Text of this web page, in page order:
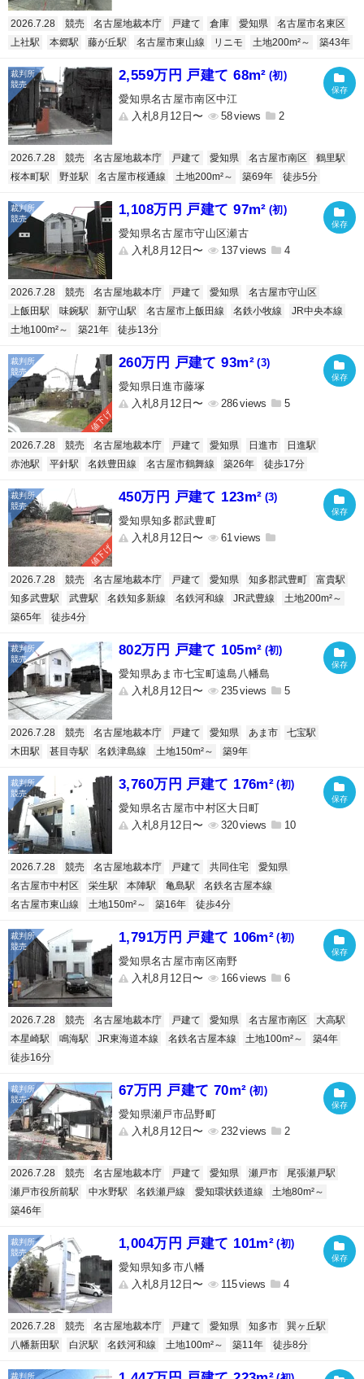
2026.7.28 競売 名古屋地裁本庁 戸建て 倉庫 愛知県
名古屋市名東区
上社駅
本郷駅 藤が丘駅 名古屋市東山線 リニモ 土地200m²～ 築43年
2,559万円 戸建て 68m² (初)
愛知県名古屋市南区中江
入札8月12日〜
58 2
2026.7.28 競売 名古屋地裁本庁 戸建て 愛知県 名古屋市南区
鶴里駅
桜本町駅
野並駅 名古屋市桜通線 土地200m²～ 築69年 徒歩5分
1,108万円 戸建て 97m² (初)
愛知県名古屋市守山区瀬古
入札8月12日〜
137 4
2026.7.28 競売 名古屋地裁本庁 戸建て 愛知県
名古屋市守山区
上飯田駅
味鋺駅 新守山駅 名古屋市上飯田線 名鉄小牧線
JR中央本線
土地100m²～
築21年 徒歩13分
値下げ
260万円 戸建て 93m² (3)
愛知県日進市藤塚
入札8月12日〜
286 5
2026.7.28 競売 名古屋地裁本庁 戸建て 愛知県 日進市
日進駅
赤池駅
平針駅 名鉄豊田線 名古屋市鶴舞線 築26年 徒歩17分
値下げ
450万円 戸建て 123m² (3)
愛知県知多郡武豊町
入札8月12日〜
61
2026.7.28 競売 名古屋地裁本庁 戸建て 愛知県 知多郡武豊町
富貴駅
知多武豊駅
武豊駅 名鉄知多新線 名鉄河和線 JR武豊線
土地200m²～
築65年
徒歩4分
802万円 戸建て 105m² (初)
愛知県あま市七宝町遠島八幡島
入札8月12日〜
235 5
2026.7.28 競売 名古屋地裁本庁 戸建て 愛知県 あま市
七宝駅
木田駅
甚目寺駅 名鉄津島線 土地150m²～ 築9年
3,760万円 戸建て 176m² (初)
愛知県名古屋市中村区大日町
入札8月12日〜
320 10
2026.7.28 競売 名古屋地裁本庁 戸建て 共同住宅
愛知県
名古屋市中村区
栄生駅 本陣駅 亀島駅
名鉄名古屋本線
名古屋市東山線
土地150m²～ 築16年 徒歩4分
1,791万円 戸建て 106m² (初)
愛知県名古屋市南区南野
入札8月12日〜
166 6
2026.7.28 競売 名古屋地裁本庁 戸建て 愛知県 名古屋市南区
大高駅
本星崎駅
鳴海駅 JR東海道本線 名鉄名古屋本線 土地100m²～
築4年
徒歩16分
67万円 戸建て 70m² (初)
愛知県瀬戸市品野町
入札8月12日〜
232 2
2026.7.28 競売 名古屋地裁本庁 戸建て 愛知県 瀬戸市
尾張瀬戸駅
瀬戸市役所前駅
中水野駅 名鉄瀬戸線 愛知環状鉄道線
土地80m²～
築46年
1,004万円 戸建て 101m² (初)
愛知県知多市八幡
入札8月12日〜
115 4
2026.7.28 競売 名古屋地裁本庁 戸建て 愛知県 知多市
巽ヶ丘駅
八幡新田駅
白沢駅 名鉄河和線 土地100m²～ 築11年 徒歩8分